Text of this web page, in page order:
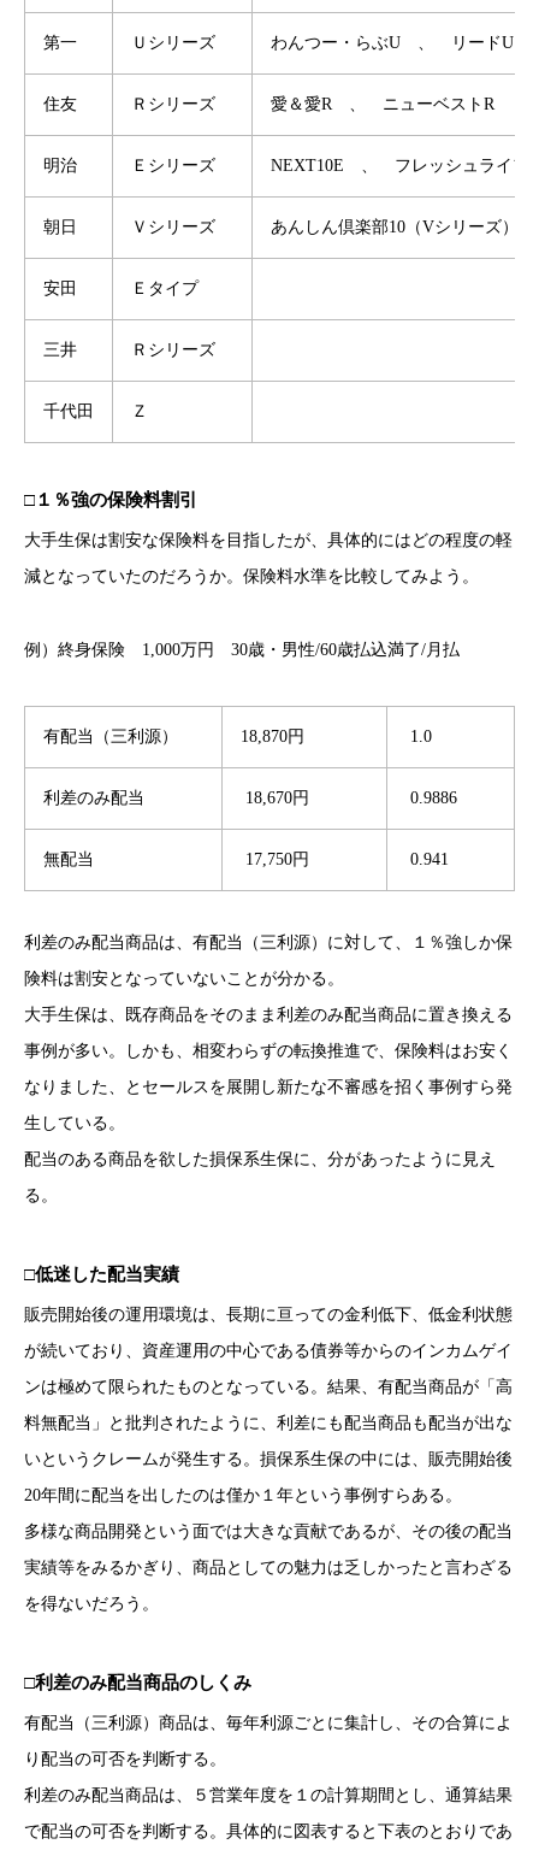
第一 Ｕシリーズ わんつー・らぶU 、 リードU
住友 Ｒシリーズ 愛＆愛R 、 ニューベストR
明治 Ｅシリーズ NEXT10E 、 フレッシュライフE
朝日 Ｖシリーズ あんしん倶楽部10（Vシリーズ）
安田 Ｅタイプ
三井 Ｒシリーズ
千代田 Ｚ
□１％強の保険料割引
大手生保は割安な保険料を目指したが、具体的にはどの程度の軽
減となっていたのだろうか。保険料水準を比較してみよう。
例）終身保険 1,000万円 30歳・男性/60歳払込満了/月払
有配当（三利源） 18,870円 1.0
利差のみ配当 18,670円 0.9886
無配当 17,750円 0.941
利差のみ配当商品は、有配当（三利源）に対して、１％強しか保
険料は割安となっていないことが分かる。
大手生保は、既存商品をそのまま利差のみ配当商品に置き換える
事例が多い。しかも、相変わらずの転換推進で、保険料はお安く
なりました、とセールスを展開し新たな不審感を招く事例すら発
生している。
配当のある商品を欲した損保系生保に、分があったように見え
る。
□低迷した配当実績
販売開始後の運用環境は、長期に亘っての金利低下、低金利状態
が続いており、資産運用の中心である債券等からのインカムゲイ
ンは極めて限られたものとなっている。結果、有配当商品が「高
料無配当」と批判されたように、利差にも配当商品も配当が出な
いというクレームが発生する。損保系生保の中には、販売開始後
20年間に配当を出したのは僅か１年という事例すらある。
多様な商品開発という面では大きな貢献であるが、その後の配当
実績等をみるかぎり、商品としての魅力は乏しかったと言わざる
を得ないだろう。
□利差のみ配当商品のしくみ
有配当（三利源）商品は、毎年利源ごとに集計し、その合算によ
り配当の可否を判断する。
利差のみ配当商品は、５営業年度を１の計算期間とし、通算結果
で配当の可否を判断する。具体的に図表すると下表のとおりであ